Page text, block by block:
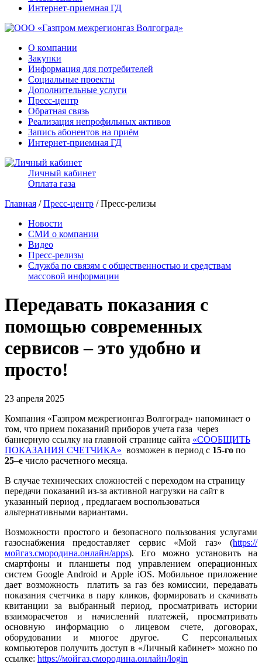
Интернет-приемная ГД
О компании
Закупки
Информация для потребителей
Социальные проекты
Дополнительные услуги
Пресс-центр
Обратная связь
Реализация непрофильных активов
Запись абонентов на приём
Интернет-приемная ГД
Личный кабинет
Оплата газа
Главная /Пресс-центр / Пресс-релизы
Новости
СМИ о компании
Видео
Пресс-релизы
Служба по связям с общественностью и средствам
массовой информации
Передавать показания с
помощью современных
сервисов – это удобно и
просто!
23 апреля 2025
Компания «Газпром межрегионгаз Волгоград» напоминает о
том, что прием показаний приборов учета газа через
баннерную ссылку на главной странице сайта «СООБЩИТЬ
ПОКАЗАНИЯ СЧЕТЧИКА» возможен в период с 15-го по
25–е число расчетного месяца.
В случае технических сложностей с переходом на страницу
передачи показаний из-за активной нагрузки на сайт в
указанный период , предлагаем воспользоваться
альтернативными вариантами.
Возможности простого и безопасного пользования услугами
газоснабжения предоставляет сервис «Мой газ» (https://
мойгаз.смородина.онлайн/apps). Его можно установить на
смартфоны и планшеты под управлением операционных
систем Google Android и Apple iOS. Мобильное приложение
дает возможность платить за газ без комиссии, передавать
показания счетчика в пару кликов, формировать и скачивать
квитанции за выбранный период, просматривать истории
взаиморасчетов и начислений платежей, просматривать
основную информацию о лицевом счете, договорах,
оборудовании и многое другое. С персональных
компьютеров получить доступ в «Личный кабинет» можно по
ссылке: https://мойгаз.смородина.онлайн/login